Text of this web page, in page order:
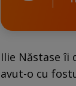
Ilie Năstase îi
avut-o cu